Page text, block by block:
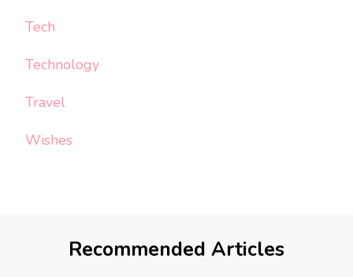
Tech
Technology
Travel
Wishes
Recommended Articles